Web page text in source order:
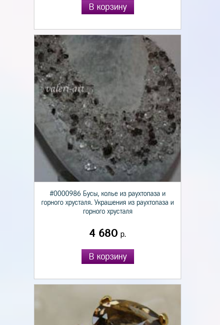
В корзину
#0000986 Бусы, колье из раухтопаза и
горного хрусталя. Украшения из раухтопаза и
горного хрусталя
4 680р.
В корзину